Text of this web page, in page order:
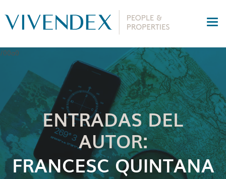
ENTRADAS DEL
AUTOR:
FRANCESC QUINTANA